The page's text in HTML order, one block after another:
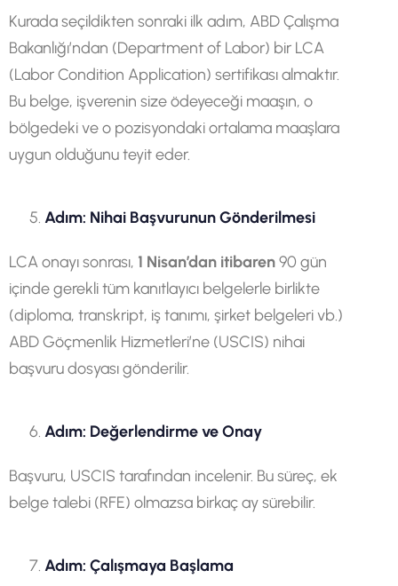
Kurada seçildikten sonraki ilk adım, ABD Çalışma
Bakanlığı’ndan (Department of Labor) bir LCA
(Labor Condition Application) sertifikası almaktır.
Bu belge, işverenin size ödeyeceği maaşın, o
bölgedeki ve o pozisyondaki ortalama maaşlara
uygun olduğunu teyit eder.
Adım: Nihai Başvurunun Gönderilmesi
LCA onayı sonrası, 1 Nisan’dan itibaren90 gün
içinde gerekli tüm kanıtlayıcı belgelerle birlikte
(diploma, transkript, iş tanımı, şirket belgeleri vb.)
ABD Göçmenlik Hizmetleri’ne (USCIS) nihai
başvuru dosyası gönderilir.
Adım: Değerlendirme ve Onay
Başvuru, USCIS tarafından incelenir. Bu süreç, ek
belge talebi (RFE) olmazsa birkaç ay sürebilir.
Adım: Çalışmaya Başlama